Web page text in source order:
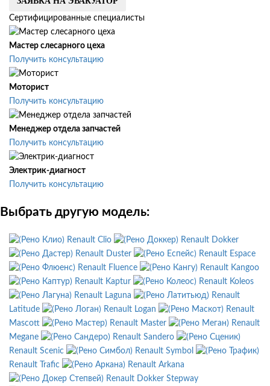
Сертифицированные специалисты
Мастер слесарного цеха
Получить консультацию
Моторист
Получить консультацию
Менеджер отдела запчастей
Получить консультацию
Электрик-диагност
Получить консультацию
Выбрать другую модель:
Renault Clio
Renault Dokker
Renault Duster
Renault Espace
Renault Fluence
Renault Kangoo
Renault Kaptur
Renault Koleos
Renault Laguna
Renault
Latitude
Renault Logan
Renault
Mascott
Renault Master
Renault
Megane
Renault Sandero
Renault Scenic
Renault Symbol
Renault Trafic
Renault Arkana
Renault Dokker Stepway